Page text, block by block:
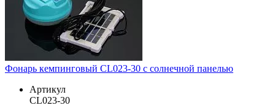
Фонарь кемпинговый CL023-30 с солнечной панелью
Артикул
CL023-30